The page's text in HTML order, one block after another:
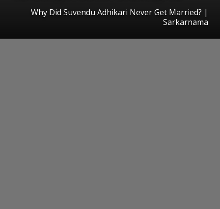
Why Did Suvendu Adhikari Never Get Married? |
Sarkarnama